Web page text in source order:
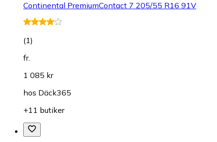
Continental PremiumContact 7 205/55 R16 91V
(1)
fr.
1 085 kr
hos Däck365
+11 butiker